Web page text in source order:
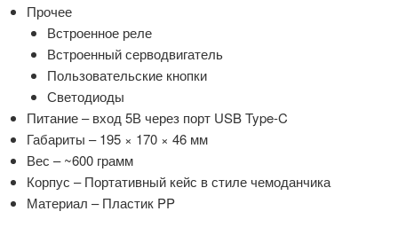
Прочее
Встроенное реле
Встроенный серводвигатель
Пользовательские кнопки
Светодиоды
Питание – вход 5В через порт USB Type-C
Габариты – 195 × 170 × 46 мм
Вес – ~600 грамм
Корпус – Портативный кейс в стиле чемоданчика
Материал – Пластик PP